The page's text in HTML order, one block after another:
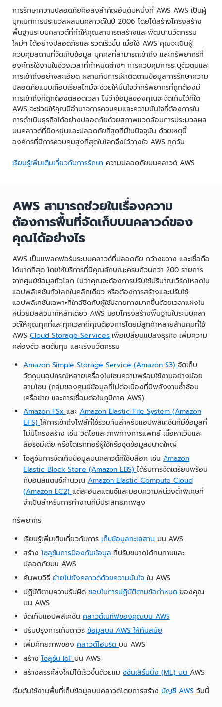
การรักษาความปลอดภัยคือสิ่งสำคัญอันดับหนึ่งที่ AWS AWS เป็นผู้
บุกเบิกการประมวลผลบนคลาวด์ในปี 2006 โดยได้สร้างโครงสร้าง
พื้นฐานระบบคลาวด์ที่ทำให้คุณสามารถสร้างและพัฒนานวัตกรรม
ใหม่ๆ ได้อย่างปลอดภัยและรวดเร็วขึ้น เมื่อใช้ AWS คุณจะเป็นผู้
ควบคุมสถานที่จัดเก็บข้อมูล บุคคลที่สามารถเข้าถึง และทรัพยากรที่
องค์กรใช้งานในช่วงเวลาที่กำหนดต่างๆ การควบคุมการระบุตัวตนและ
การเข้าถึงอย่างละเอียด ผสานกับการเฝ้าติดตามข้อมูลการรักษาความ
ปลอดภัยแบบเกือบเรียลไทม์จะช่วยให้มั่นใจว่าทรัพยากรที่ถูกต้องมี
การเข้าถึงที่ถูกต้องตลอดเวลา ไม่ว่าข้อมูลของคุณจะจัดเก็บไว้ที่ใด
AWS จะช่วยให้คุณมีอำนาจการควบคุมและความมั่นใจที่ต้องการใน
การดำเนินธุรกิจได้อย่างปลอดภัยด้วยสภาพแวดล้อมการประมวลผล
บนคลาวด์ที่ยืดหยุ่นและปลอดภัยที่สุดที่มีในปัจจุบัน ด้วยเหตุนี้
องค์กรที่มีการควบคุมสูงที่สุดในโลกจึงไว้วางใจ AWS ทุกวัน
เรียนรู้เพิ่มเติมเกี่ยวกับการรักษา ความปลอดภัยบนคลาวด์ AWS
AWS สามารถช่วยในเรื่องความ
ต้องการพื้นที่จัดเก็บบนคลาวด์ของ
คุณได้อย่างไร
AWS เป็นแพลตฟอร์มระบบคลาวด์ที่ปลอดภัย กว้างขวาง และเชื่อถือ
ได้มากที่สุด โดยให้บริการที่มีคุณลักษณะครบถ้วนกว่า 200 รายการ
จากศูนย์ข้อมูลทั่วโลก ไม่ว่าคุณจะต้องการปรับใช้ปริมาณเวิร์กโหลดใน
แอปพลิเคชันทั่วโลกในคลิกเดียว หรือต้องการสร้างและปรับใช้
แอปพลิเคชันเฉพาะที่ใกล้ชิดกับผู้ใช้ปลายทางมากขึ้นด้วยเวลาแฝงใน
หน่วยมิลลิวินาทีหลักเดียว AWS มอบโครงสร้างพื้นฐานในระบบคลา
วด์ให้คุณทุกที่และทุกเวลาที่คุณต้องการโดยมีลูกค้าหลายล้านคนที่ใช้
AWS Cloud Storage Services เพื่อเปลี่ยนแปลงธุรกิจ เพิ่มความ
คล่องตัว ลดต้นทุน และเร่งนวัตกรรม
Amazon Simple Storage Service (Amazon S3) จัดเก็บ
วัตถุบนอุปกรณ์หลายเครื่องในโซนความพร้อมใช้งานอย่างน้อย
สามโซน (กลุ่มของศูนย์ข้อมูลที่ไม่ต่อเนื่องที่มีพลังงานซ้ำซ้อน
เครือข่าย และการเชื่อมต่อในภูมิภาค AWS)
Amazon FSx และ Amazon Elastic File System (Amazon
EFS) ให้การเข้าถึงไฟล์ที่ใช้ร่วมกันสำหรับแอปพลิเคชันที่มีข้อมูลที่
ไม่มีโครงสร้าง เช่น วิดีโอและภาพทางการแพทย์ เนื้อหาเว็บและ
สื่อริชมีเดีย หรือไดเรกทอรีผู้ใช้หรือชุดข้อมูลขนาดใหญ่
โซลูชันการจัดเก็บข้อมูลบนคลาวด์ที่ใช้บล็อก เช่น Amazon
Elastic Block Store (Amazon EBS) ได้รับการจัดเตรียมพร้อม
กับอินสแตนซ์คำนวณ Amazon Elastic Compute Cloud
(Amazon EC2) แต่ละอินสแตนซ์และมอบความหน่วงต่ำพิเศษที่
จำเป็นสำหรับการทำงานที่มีประสิทธิภาพสูง
ทรัพยากร
เรียนรู้เพิ่มเติมเกี่ยวกับการ เก็บข้อมูลทะเลสาบ บน AWS
สร้าง โซลูชันการป้องกันข้อมูล ที่ปรับขนาดได้ทนทานและ
ปลอดภัยบน AWS
ค้นพบวิธี ย้ายไปยังคลาวด์ด้วยความมั่นใจ ใน AWS
ปฏิบัติตามความรับผิด ชอบในการปฏิบัติตามข้อกำหนด ของคุณ
บน AWS
จัดเก็บแอปพลิเคชัน คลาวด์เนทีฟของคุณบน AWS
ปรับปรุงการเก็บถาวร ข้อมูลบน AWS ให้ทันสมัย
เพิ่มศักยภาพของ คลาวด์ไฮบริด บน AWS
สร้าง โซลูชัน IoT บน AWS
สร้างสรรค์สิ่งใหม่ได้เร็วขึ้นด้วยแม ชชีนเลิร์นนิ่ง (ML) บน AWS
เริ่มต้นใช้งานพื้นที่เก็บข้อมูลบนคลาวด์โดยการสร้าง บัญชี AWS วันนี้